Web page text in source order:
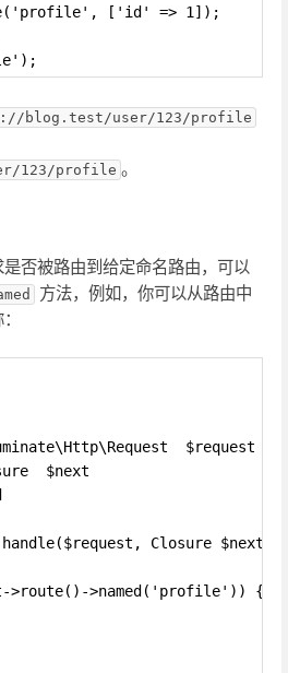
['id' => 1]);
blog.test/user/123/profile
123/profile 。
否被路由到给定命名路由，可以
方法，例如，你可以从路由中
$request
$next
Closure $next)
>route()->named('profile')) {